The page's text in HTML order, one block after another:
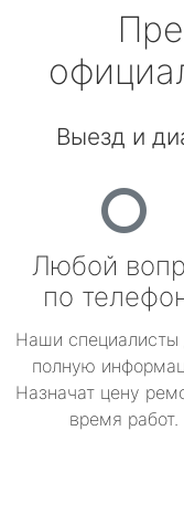
Выезд и
Любой
по
Наши специалисты
полную
Назначат цену
время работ.